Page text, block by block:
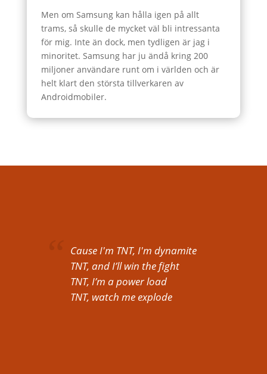
Men om Samsung kan hålla igen på allt
trams, så skulle de mycket väl bli intressanta
för mig. Inte än dock, men tydligen är jag i
minoritet. Samsung har ju ändå kring 200
miljoner användare runt om i världen och är
helt klart den största tillverkaren av
Androidmobiler.
Cause I'm TNT, I'm dynamite
TNT, and I’ll win the fight
TNT, I’m a power load
TNT, watch me explode